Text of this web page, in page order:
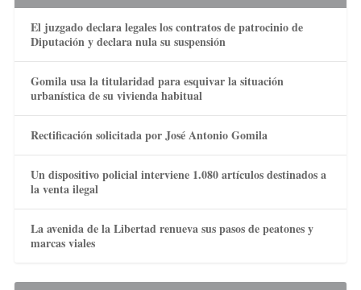
El juzgado declara legales los contratos de patrocinio de
Diputación y declara nula su suspensión
Gomila usa la titularidad para esquivar la situación
urbanística de su vivienda habitual
Rectificación solicitada por José Antonio Gomila
Un dispositivo policial interviene 1.080 artículos destinados a
la venta ilegal
La avenida de la Libertad renueva sus pasos de peatones y
marcas viales